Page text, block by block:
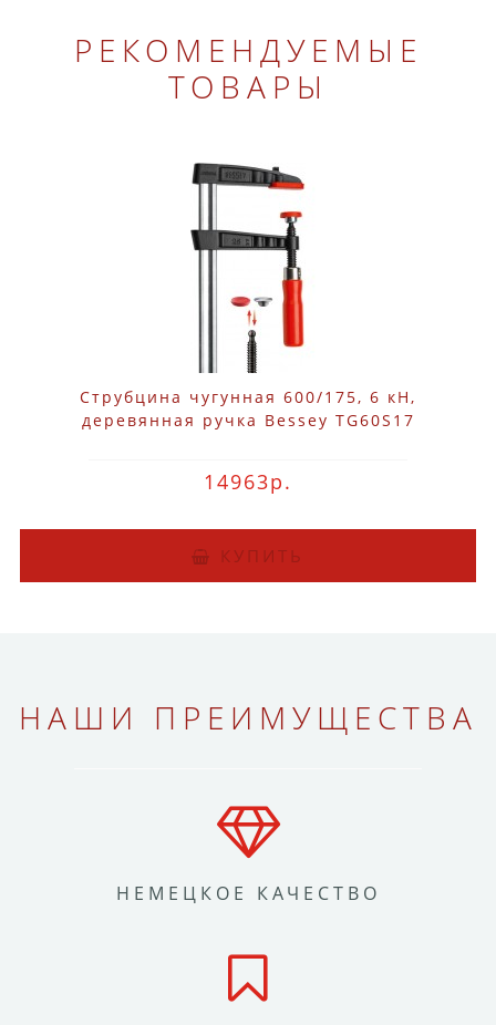
РЕКОМЕНДУЕМЫЕ
ТОВАРЫ
Струбцина чугунная 600/175, 6 кН,
деревянная ручка Bessey TG60S17
14963р.
КУПИТЬ
НАШИ ПРЕИМУЩЕСТВА
НЕМЕЦКОЕ КАЧЕСТВО